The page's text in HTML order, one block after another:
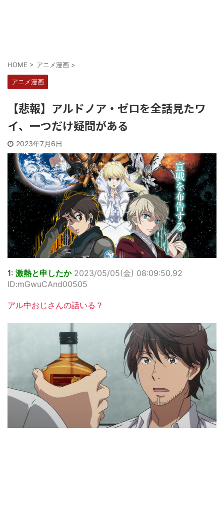
HOME > アニメ漫画 >
アニメ漫画
【悲報】アルドノア・ゼロを全話見たワ
イ、一つだけ疑問がある
2023年7月6日
1: 激熱と申したか 2023/05/05(金) 08:09:50.92
ID:mGwuCAnd00505
アル中おじさんの話いる？